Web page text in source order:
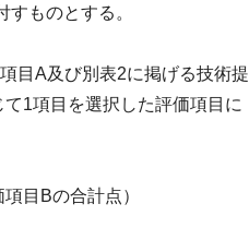
ものとする。
目A及び別表2に掲げる技術提
1項目を選択した評価項目に
目Bの合計点）